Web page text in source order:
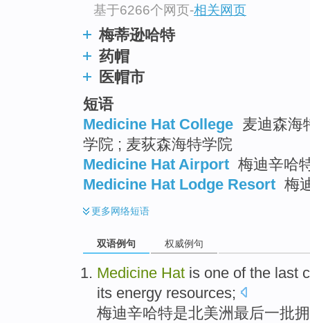
基于6266个网页-相关网页
梅蒂逊哈特
药帽
医帽市
短语
Medicine Hat College 麦迪森海
学院 ; 麦荻森海特学院
Medicine Hat Airport 梅迪辛哈
Medicine Hat Lodge Resort 梅
更多网络短语
双语例句 权威例句
Medicine Hat is one of the last
its energy resources;
梅迪辛哈特是北美洲最后一批